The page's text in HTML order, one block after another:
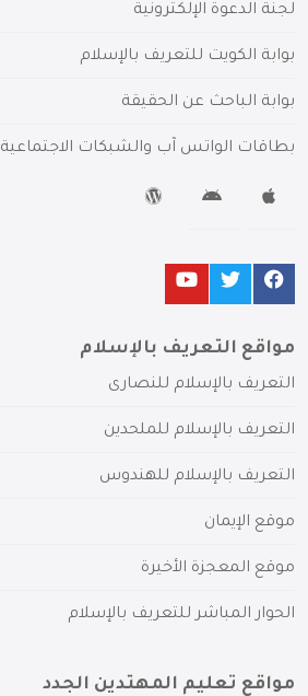
لجنة الدعوة الإلكترونية
بوابة الكويت للتعريف بالإسلام
بوابة الباحث عن الحقيقة
بطاقات الواتس آب والشبكات الاجتماعية
مواقع التعريف بالإسلام
التعريف بالإسلام للنصارى
التعريف بالإسلام للملحدين
التعريف بالإسلام للهندوس
موقع الإيمان
موقع المعجزة الأخيرة
الحوار المباشر للتعريف بالإسلام
مواقع تعليم المهتدين الجدد